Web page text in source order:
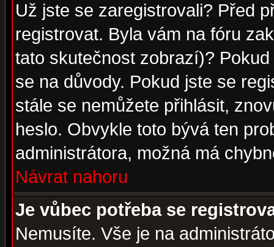
Už jste se zaregistrovali? Před
registrovat. Byla vám na fóru
tato skutečnost zobrazí)?
se na důvody. Pokud jste se
stále se nemůžete přihlásit,
heslo. Obvykle toto bývá ten
administrátora, možná má
Návrat nahoru
Je vůbec potřeba se
Nemusíte. Vše je na